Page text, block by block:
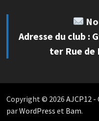
Adresse du club :
ter Rue de
Copyright © 2026 AJCP12 -
parWordPress et Bam.